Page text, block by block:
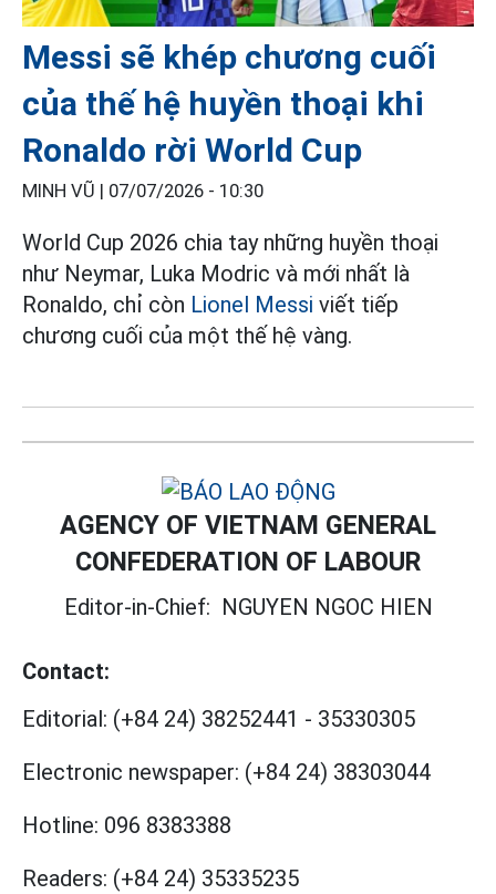
Messi sẽ khép chương cuối
của thế hệ huyền thoại khi
Ronaldo rời World Cup
MINH VŨ | 07/07/2026 - 10:30
World Cup 2026 chia tay những huyền thoại
như Neymar, Luka Modric và mới nhất là
Ronaldo, chỉ còn Lionel Messi viết tiếp
chương cuối của một thế hệ vàng.
AGENCY OF VIETNAM GENERAL
CONFEDERATION OF LABOUR
Editor-in-Chief: NGUYEN NGOC HIEN
Contact:
Editorial: (+84 24) 38252441 - 35330305
Electronic newspaper: (+84 24) 38303044
Hotline: 096 8383388
Readers: (+84 24) 35335235